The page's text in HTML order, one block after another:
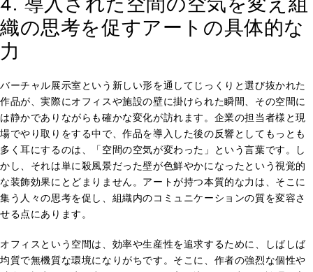
織の思考を促すアートの具体的な
力
バーチャル展示室という新しい形を通してじっくりと選び抜かれた
作品が、実際にオフィスや施設の壁に掛けられた瞬間、その空間に
は静かでありながらも確かな変化が訪れます。企業の担当者様と現
場でやり取りをする中で、作品を導入した後の反響としてもっとも
多く耳にするのは、「空間の空気が変わった」という言葉です。し
かし、それは単に殺風景だった壁が色鮮やかになったという視覚的
な装飾効果にとどまりません。アートが持つ本質的な力は、そこに
集う人々の思考を促し、組織内のコミュニケーションの質を変容さ
せる点にあります。
オフィスという空間は、効率や生産性を追求するために、しばしば
均質で無機質な環境になりがちです。そこに、作者の強烈な個性や